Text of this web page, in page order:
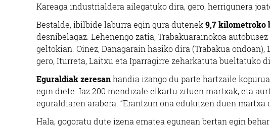
Kareaga industrialdera ailegatuko dira, gero, herrigunera
Bestalde, ibilbide laburra egin gura dutenek9,7 kilometroko
desnibelagaz. Lehenengo zatia, Trabakuarainokoa
geltokian. Oinez, Danagarain hasiko dira (Trabakua
gero, Iturreta, Laitxu eta Iparragirre zeharkatuta bueltatuko
Eguraldiak zeresanhandia izango du parte hartzaile
egin diete. Iaz 200 mendizale elkartu zituen martxak, eta
eguraldiaren arabera. “Erantzun ona edukitzen duen martxa
Hala, gogoratu dute izena ematea egunean bertan egin